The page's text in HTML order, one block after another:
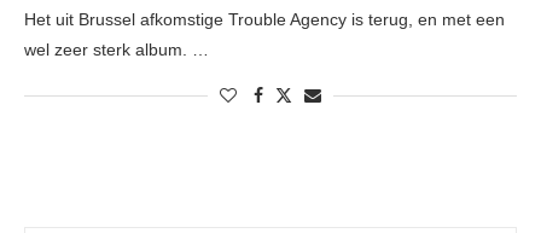
Het uit Brussel afkomstige Trouble Agency is terug, en met een
wel zeer sterk album. …